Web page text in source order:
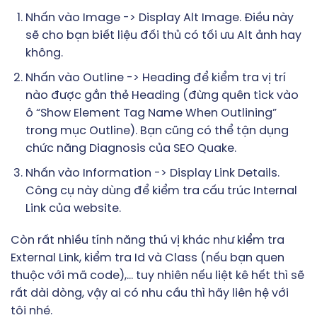
Nhấn vào Image -> Display Alt Image. Điều này
sẽ cho bạn biết liệu đối thủ có tối ưu Alt ảnh hay
không.
Nhấn vào Outline -> Heading để kiểm tra vị trí
nào được gắn thẻ Heading (đừng quên tick vào
ô “Show Element Tag Name When Outlining”
trong mục Outline). Bạn cũng có thể tận dụng
chức năng Diagnosis của SEO Quake.
Nhấn vào Information -> Display Link Details.
Công cụ này dùng để kiểm tra cấu trúc Internal
Link của website.
Còn rất nhiều tính năng thú vị khác như kiểm tra
External Link, kiểm tra Id và Class (nếu bạn quen
thuộc với mã code),… tuy nhiên nếu liệt kê hết thì sẽ
rất dài dòng, vậy ai có nhu cầu thì hãy liên hệ với
tôi nhé.